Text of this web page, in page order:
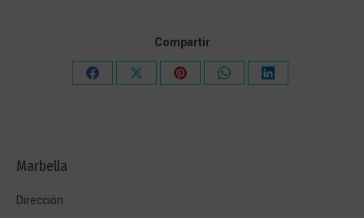
Compartir
CompartirCompartirCompartirCompartirCompartir
Marbella
Dirección